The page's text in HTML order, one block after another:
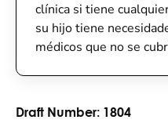
clínica si tiene
su hijo tiene
médicos que no se
Draft Number: 1804